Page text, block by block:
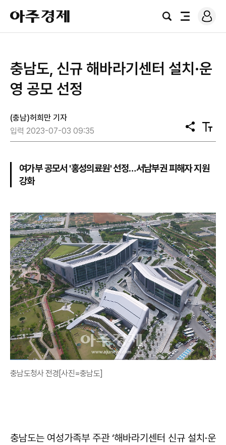
아
주
경
검
전
로
그
충남도, 신규 해바라기센터 설치·운
영 공모 선정
(충남)허희만 기자
입력 2023-07-03 09:35
공
유
텍
스
기
여가부 공모서 '홍성의료원' 선정…서남부권 피해자 지원
강화
충남도청사 전경[사진=충남도]
충남도는 여성가족부 주관 ‘해바라기센터 신규 설치·운